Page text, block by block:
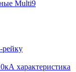
Multi9
рейку
характеристика